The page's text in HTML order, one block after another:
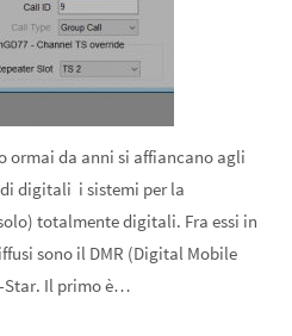
ormai da anni si affiancano agli
digitali i sistemi per la
totalmente digitali. Fra essi in
sono il DMR (Digital Mobile
Star. Il primo è…